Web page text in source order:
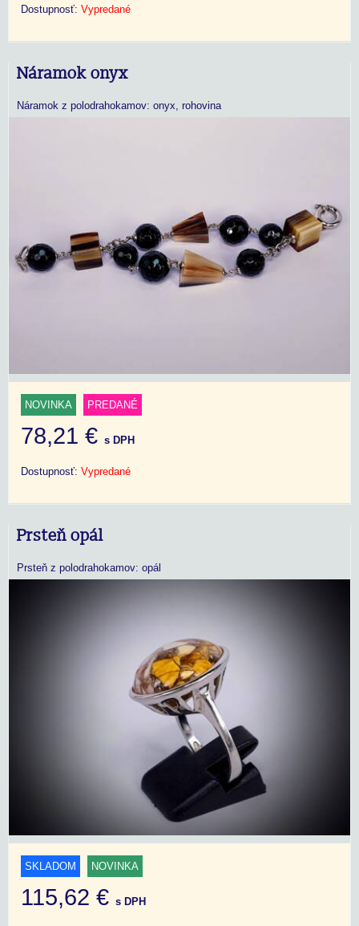
Dostupnosť: Vypredané
Náramok onyx
Náramok z polodrahokamov: onyx, rohovina
NOVINKA PREDANÉ
78,21 € s DPH
Dostupnosť: Vypredané
Prsteň opál
Prsteň z polodrahokamov: opál
SKLADOM NOVINKA
115,62 € s DPH